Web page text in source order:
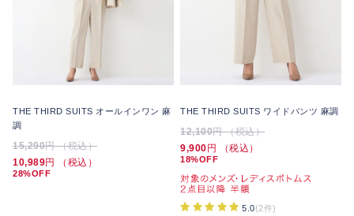
THE THIRD SUITS オールインワン 麻
調
15,290円 （税込）
10,989円 （税込）
28%OFF
THE THIRD SUITS ワイドパンツ 麻調
12,100円 （税込）
9,900 円 （税込）
18%OFF
5.0(2件)